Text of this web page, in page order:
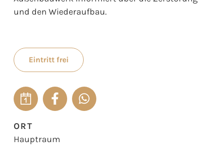
und den Wiederaufbau.
Eintritt frei
ORT
Hauptraum